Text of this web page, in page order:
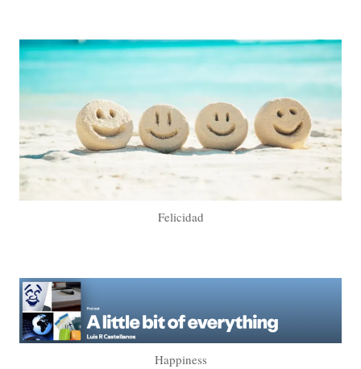
Felicidad
Happiness